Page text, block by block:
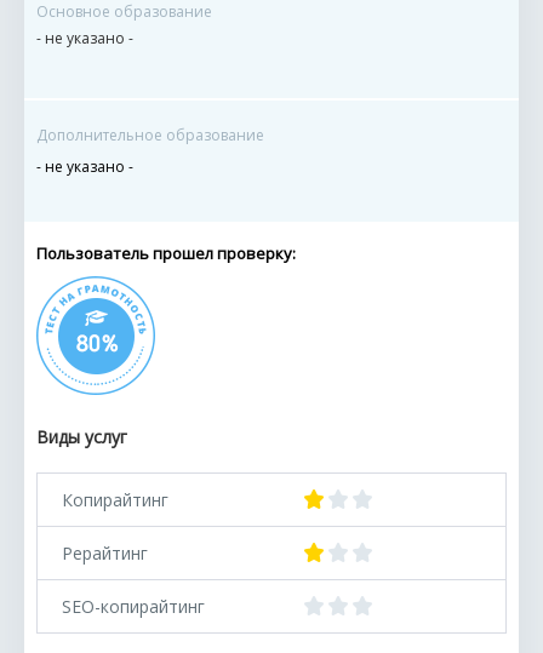
Основное образование
- не указано -
Дополнительное образование
- не указано -
Пользователь прошел проверку:
Виды услуг
Копирайтинг
Рерайтинг
SEO-копирайтинг